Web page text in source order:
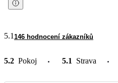
5.1 146 hodnocení zákazníků
5.2 Pokoj 5.1 Strava